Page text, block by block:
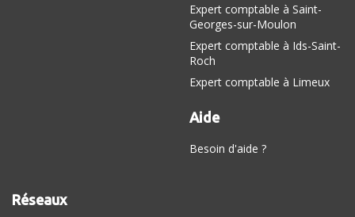
Expert comptable à Saint-
Georges-sur-Moulon
Expert comptable à Ids-Saint-
Roch
Expert comptable à Limeux
Aide
Besoin d'aide ?
Réseaux